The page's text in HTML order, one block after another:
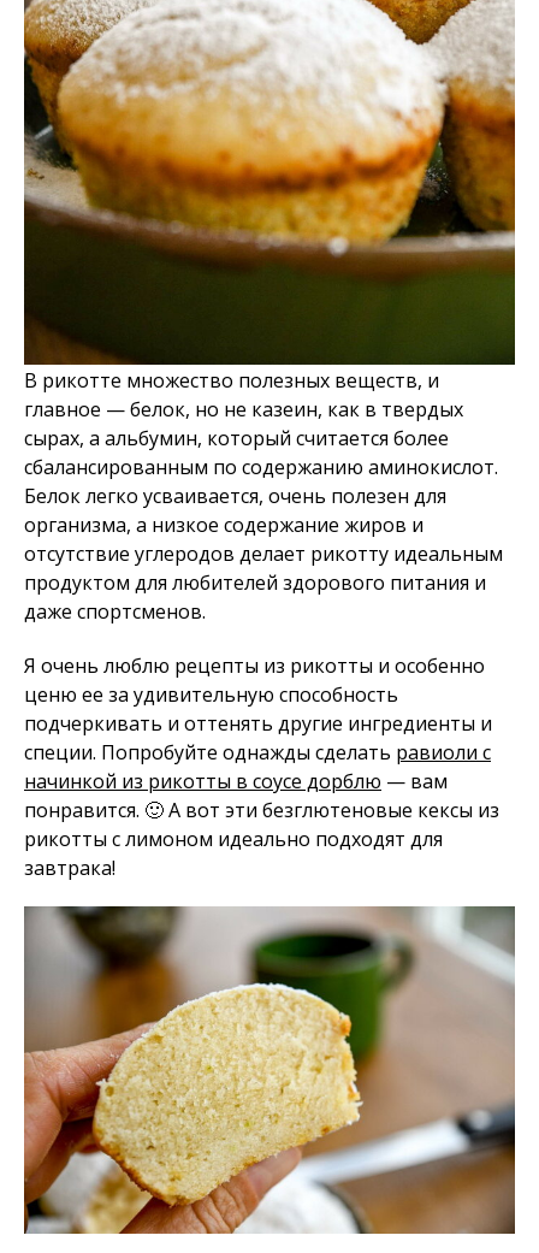
В рикотте множество полезных веществ, и
главное — белок, но не казеин, как в твердых
сырах, а альбумин, который считается более
сбалансированным по содержанию аминокислот.
Белок легко усваивается, очень полезен для
организма, а низкое содержание жиров и
отсутствие углеродов делает рикотту идеальным
продуктом для любителей здорового питания и
даже спортсменов.
Я очень люблю рецепты из рикотты и особенно
ценю ее за удивительную способность
подчеркивать и оттенять другие ингредиенты и
специи. Попробуйте однажды сделать равиоли с
начинкой из рикотты в соусе дорблю — вам
понравится. 🙂 А вот эти безглютеновые кексы из
рикотты с лимоном идеально подходят для
завтрака!